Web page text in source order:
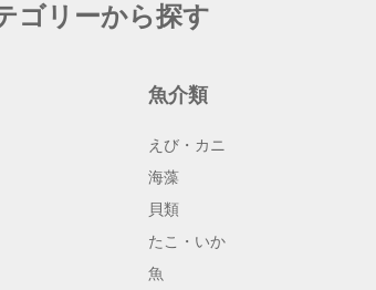
ゴリーから探す
魚介類
えび・カニ
海藻
貝類
たこ・いか
魚